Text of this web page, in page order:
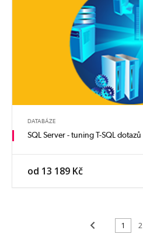
DATABÁZE
SQL Server - tuning T-SQL dotazů
od 13 189 Kč
1 2